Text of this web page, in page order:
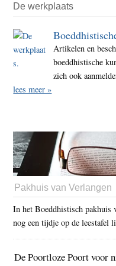
De werkplaats
Artikelen en
boeddhistische
zich ook
lees meer »
Pakhuis van Verlangen
In het Boeddhistisch pakhuis
nog een tijdje op de leestafel
De Poortloze Poort voor